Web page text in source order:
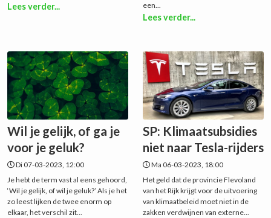
Lees verder...
een...
Lees verder...
Wil je gelijk, of ga je
voor je geluk?
Di 07-03-2023, 12:00
Je hebt de term vast al eens gehoord,
‘Wil je gelijk, of wil je geluk?’ Als je het
zo leest lijken de twee enorm op
elkaar, het verschil zit...
SP: Klimaatsubsidies
niet naar Tesla-rijders
Ma 06-03-2023, 18:00
Het geld dat de provincie Flevoland
van het Rijk krijgt voor de uitvoering
van klimaatbeleid moet niet in de
zakken verdwijnen van externe...